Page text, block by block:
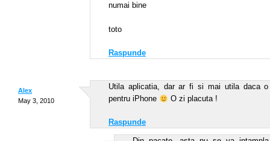
numai bine
toto
Raspunde
Alex
May 3, 2010
Utila aplicatia, dar ar fi si mai utila daca
pentru iPhone
O zi placuta !
Raspunde